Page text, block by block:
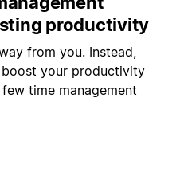
productivity
from you. Instead,
your productivity
time management